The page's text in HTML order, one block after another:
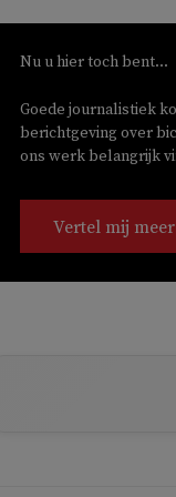
Nu u hier toch bent...
Goede journalistiek
berichtgeving over
ons werk belangrijk
Vertel mij